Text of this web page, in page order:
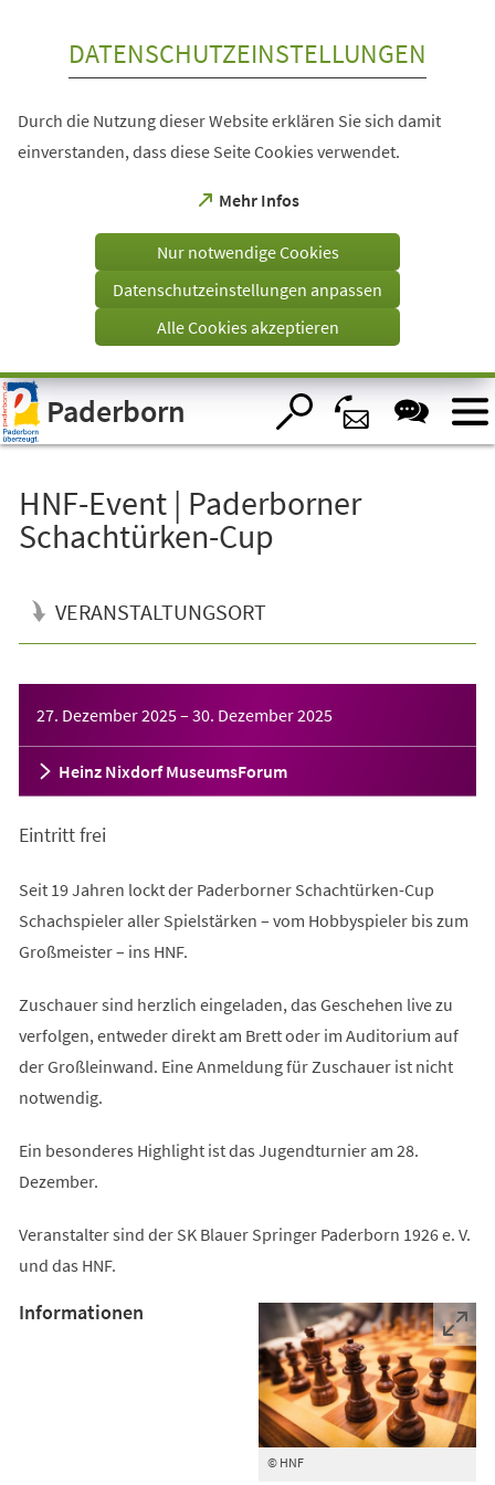
Visuelle
Assistenzsoftware
öffnen.
DATENSCHUTZEINSTELLUNGEN
Durch die Nutzung dieser Website erklären Sie sich damit
einverstanden, dass diese Seite Cookies verwendet.
Mehr Infos
(Öffnet
einem
Tab)
Nur notwendige Cookies
Datenschutzeinstellungen anpassen
Alle Cookies akzeptieren
Paderborn
HNF-Event | Paderborner
Schachtürken-Cup
VERANSTALTUNGSORT
27. Dezember 2025– 30. Dezember 2025
Heinz Nixdorf MuseumsForum
Eintritt frei
Seit 19 Jahren lockt der Paderborner Schachtürken-Cup
Schachspieler aller Spielstärken – vom Hobbyspieler bis zum
Großmeister – ins HNF.
Zuschauer sind herzlich eingeladen, das Geschehen live zu
verfolgen, entweder direkt am Brett oder im Auditorium auf
der Großleinwand. Eine Anmeldung für Zuschauer ist nicht
notwendig.
Ein besonderes Highlight ist das Jugendturnier am 28.
Dezember.
Veranstalter sind der SK Blauer Springer Paderborn 1926 e. V.
und das HNF.
© HNF
Informationen